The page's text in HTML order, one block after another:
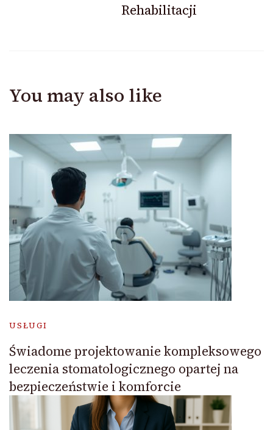
Rehabilitacji
You may also like
USŁUGI
Świadome projektowanie kompleksowego
leczenia stomatologicznego opartej na
bezpieczeństwie i komforcie